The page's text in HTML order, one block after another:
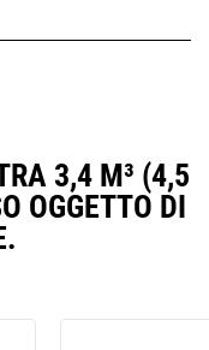
3,4 M³ (4,5
OGGETTO DI